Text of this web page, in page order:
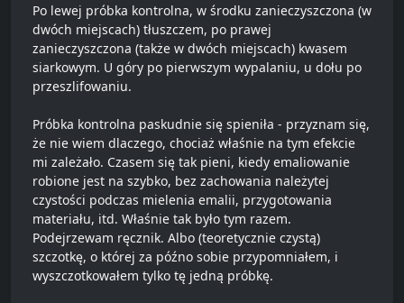
Po lewej próbka kontrolna, w środku zanieczyszczona (w
dwóch miejscach) tłuszczem, po prawej
zanieczyszczona (także w dwóch miejscach) kwasem
siarkowym. U góry po pierwszym wypalaniu, u dołu po
przeszlifowaniu.
Próbka kontrolna paskudnie się spieniła - przyznam się,
że nie wiem dlaczego, chociaż właśnie na tym efekcie
mi zależało. Czasem się tak pieni, kiedy emaliowanie
robione jest na szybko, bez zachowania należytej
czystości podczas mielenia emalii, przygotowania
materiału, itd. Właśnie tak było tym razem.
Podejrzewam ręcznik. Albo (teoretycznie czystą)
szczotkę, o której za późno sobie przypomniałem, i
wyszczotkowałem tylko tę jedną próbkę.